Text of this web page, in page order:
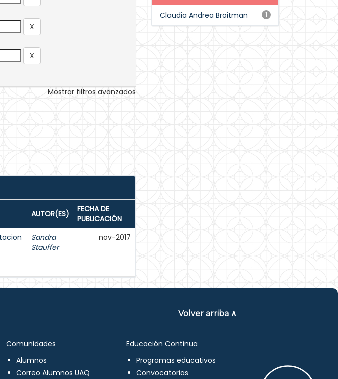
Mostrar filtros avanzados
AUTOR(ES)
FECHA DE
PUBLICACIÓN
Sandra
Stauffer
nov-2017
1
Claudia Andrea Broitman
Volver arriba ∧
Comunidades
Alumnos
Correo Alumnos UAQ
Educación Continua
Programas educativos
Convocatorias